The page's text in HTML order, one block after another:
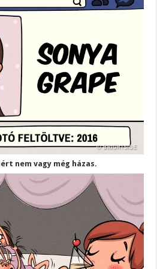
nem vagy még házas.